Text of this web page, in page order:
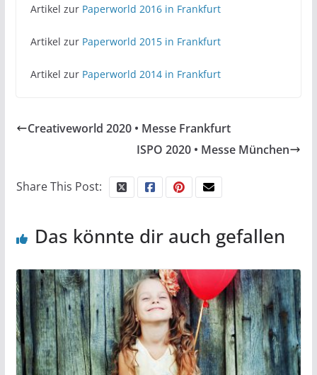
Artikel zur Paperworld 2016 in Frankfurt
Artikel zur Paperworld 2015 in Frankfurt
Artikel zur Paperworld 2014 in Frankfurt
Creativeworld 2020 • Messe Frankfurt
ISPO 2020 • Messe München
Share This Post:
Das könnte dir auch gefallen